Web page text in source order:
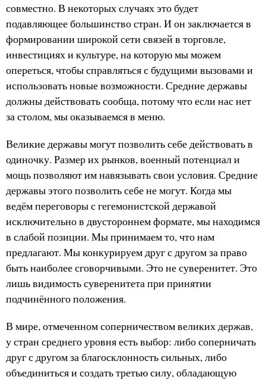
совместно. В некоторых случаях это будет
подавляющее большинство стран. И он заключается в
формировании широкой сети связей в торговле,
инвестициях и культуре, на которую мы можем
опереться, чтобы справляться с будущими вызовами и
использовать новые возможности. Средние державы
должны действовать сообща, потому что если нас нет
за столом, мы оказываемся в меню.
Великие державы могут позволить себе действовать в
одиночку. Размер их рынков, военный потенциал и
мощь позволяют им навязывать свои условия. Средние
державы этого позволить себе не могут. Когда мы
ведём переговоры с гегемонистской державой
исключительно в двустороннем формате, мы находимся
в слабой позиции. Мы принимаем то, что нам
предлагают. Мы конкурируем друг с другом за право
быть наиболее сговорчивыми. Это не суверенитет. Это
лишь видимость суверенитета при принятии
подчинённого положения.
В мире, отмеченном соперничеством великих держав,
у стран среднего уровня есть выбор: либо соперничать
друг с другом за благосклонность сильных, либо
объединиться и создать третью силу, обладающую